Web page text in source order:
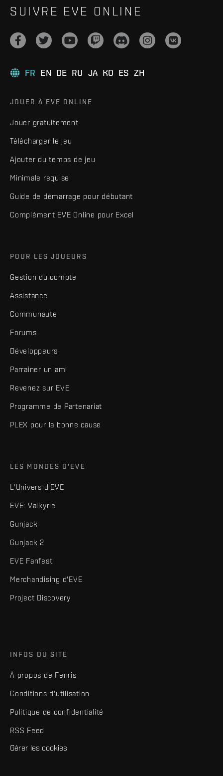
SUIVRE EVE ONLINE
FR EN DE RU JA KO ES ZH
JOUER À EVE ONLINE
Jouer gratuitement
Télécharger le jeu
Ajouter du temps de jeu
Minimale requise
Guide de démarrage pour débutant
Complément EVE Online pour Excel
POUR LES JOUEURS
Gestion du compte
Assistance
Communauté
Forums
Développeurs
Parrainer un ami
Revenez sur EVE
Programme de Partenariat
PLEX pour la bonne cause
LES MONDES D'EVE
L'Univers d'EVE
EVE: Valkyrie
Gunjack
Gunjack 2
EVE Fanfest
Merchandising d'EVE
Project Discovery
INFOS DU SITE
À propos de Fenris
Conditions d'utilisation
Politique de confidentialité
RSS Feed
Gérer les cookies